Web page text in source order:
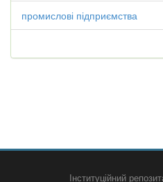
промислові підприємства
Інституційний